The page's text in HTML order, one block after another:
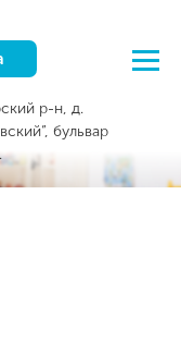
р-н, д.
бульвар